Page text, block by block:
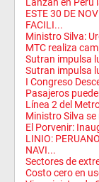
ESTE 30 DE
FACILI...
Ministro Silva:
MTC realiza
Sutran impulsa
Sutran impulsa
I Congreso
Pasajeros
Línea 2 del
Ministro Silva
El Porvenir:
LINIO:
NAVI...
Sectores de
Costo cero en